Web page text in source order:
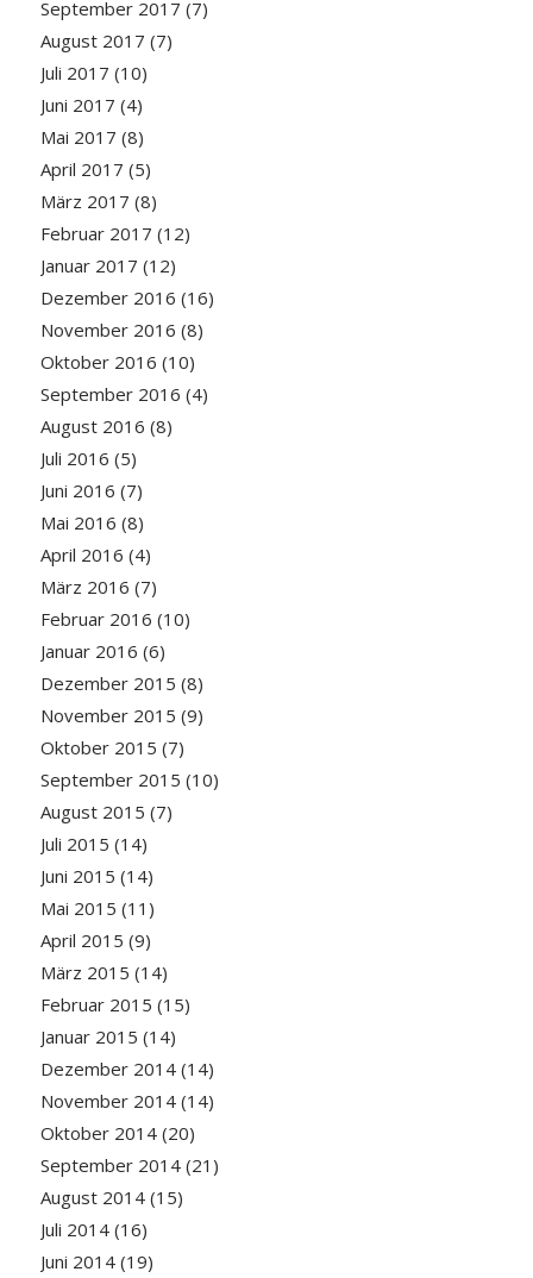
September 2017 (7)
August 2017 (7)
Juli 2017 (10)
Juni 2017 (4)
Mai 2017 (8)
April 2017 (5)
März 2017 (8)
Februar 2017 (12)
Januar 2017 (12)
Dezember 2016 (16)
November 2016 (8)
Oktober 2016 (10)
September 2016 (4)
August 2016 (8)
Juli 2016 (5)
Juni 2016 (7)
Mai 2016 (8)
April 2016 (4)
März 2016 (7)
Februar 2016 (10)
Januar 2016 (6)
Dezember 2015 (8)
November 2015 (9)
Oktober 2015 (7)
September 2015 (10)
August 2015 (7)
Juli 2015 (14)
Juni 2015 (14)
Mai 2015 (11)
April 2015 (9)
März 2015 (14)
Februar 2015 (15)
Januar 2015 (14)
Dezember 2014(14)
November 2014(14)
Oktober 2014(20)
September 2014(21)
August 2014(15)
Juli 2014(16)
Juni 2014(19)